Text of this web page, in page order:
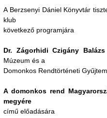
A Berzsenyi Dániel Könyvtár
klub
következő programjára
Dr. Zágorhidi Czigány Balázs
Múzeum és a
Domonkos Rendtörténeti
A domonkos rend
megyére
című előadására